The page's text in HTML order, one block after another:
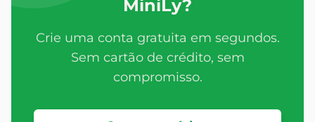
MiniLy?
Crie uma conta gratuita em segundos.
Sem cartão de crédito, sem
compromisso.